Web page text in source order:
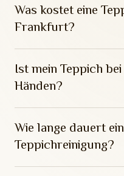
Was kostet eine
Frankfurt?
Ist mein Teppich
Händen?
Wie lange dauert
Teppichreinigung?